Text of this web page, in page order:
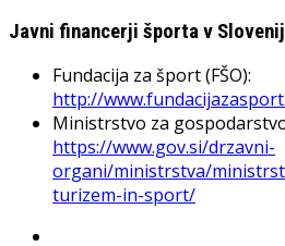
Javni financerji športa v
Fundacija za šport (FŠO):
http://
Ministrstvo za
https://www.gov.si/drzavni-
organi/ministrstva/
turizem-in-sport/